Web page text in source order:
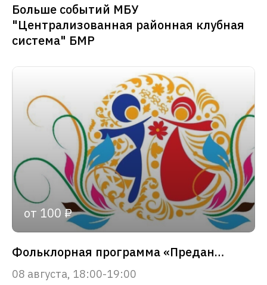
Больше событий МБУ
"Централизованная районная клубная
система" БМР
от 100 ₽
Фольклорная программа «Предание старины»
08 августа, 18:00-19:00